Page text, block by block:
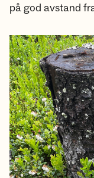
på god avstand